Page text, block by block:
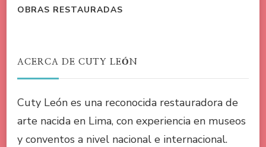
OBRAS RESTAURADAS
ACERCA DE CUTY LEÓN
Cuty León es una reconocida restauradora de
arte nacida en Lima, con experiencia en museos
y conventos a nivel nacional e internacional.